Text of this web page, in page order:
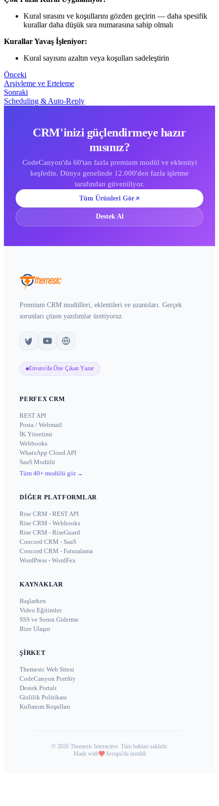
Kural sırasını ve koşullarını gözden geçirin — daha spesifik
kurallar daha düşük sıra numarasına sahip olmalı
Kurallar Yavaş İşleniyor:
Kural sayısını azaltın veya koşulları sadeleştirin
Önceki
Arşivleme ve Erteleme
Sonraki
Scheduling & Auto-Reply
CRM'inizi güçlendirmeye hazır
mısınız?
CodeCanyon'da 60'tan fazla premium modül ve eklentiyi
keşfedin. Dünya genelinde 12.000'den fazla işletme
tarafından güveniliyor.
Tüm Ürünleri Gör
Destek Al
Premium CRM modülleri, eklentileri ve uzantıları. Gerçek
sorunları çözen yazılımlar üretiyoruz.
Envato'da Öne Çıkan Yazar
PERFEX CRM
REST API
Posta / Webmail
İK Yönetimi
Webhooks
WhatsApp Cloud API
SaaS Modülü
Tüm 40+ modülü gör →
DIĞER PLATFORMLAR
Rise CRM - REST API
Rise CRM - Webhooks
Rise CRM - RiseGuard
Concord CRM - SaaS
Concord CRM - Faturalama
WordPress - WordFex
KAYNAKLAR
Başlarken
Video Eğitimler
SSS ve Sorun Giderme
Bize Ulaşın
ŞIRKET
Themesic Web Sitesi
CodeCanyon Portföy
Destek Portalı
Gizlilik Politikası
Kullanım Koşulları
© 2026 Themesic Interactive. Tüm hakları saklıdır.
Made with
Avrupa'da üretildi